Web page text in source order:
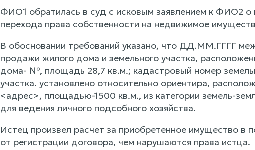
ФИО1 обратилась в суд с исковым заявлением к ФИО2
перехода права собственности на недвижимое
В обосновании требований указано, что ДД.ММ.ГГГГ
продажи жилого дома и земельного участка,
дома- №, площадь 28,7 кв.м.; кадастровый номер
участка. установлено относительно ориентира,
<адрес>, площадью-1500 кв.м., из категории земель-
для ведения личного подсобного хозяйства.
Истец произвел расчет за приобретенное имущество в
от регистрации договора, чем нарушаются права истца.